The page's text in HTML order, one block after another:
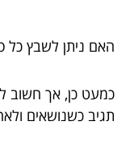
האם ניתן לשבץ כל
כמעט כן, אך חשוב
תגיב כשנושאים